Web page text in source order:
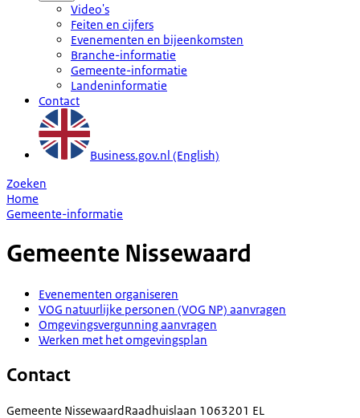
Video's
Feiten en cijfers
Evenementen en bijeenkomsten
Branche-informatie
Gemeente-informatie
Landeninformatie
Contact
Business.gov.nl (English)
Zoeken
Home
Gemeente-informatie
Gemeente Nissewaard
Evenementen organiseren
VOG natuurlijke personen (VOG NP) aanvragen
Omgevingsvergunning aanvragen
Werken met het omgevingsplan
Contact
Gemeente NissewaardRaadhuislaan 1063201 EL